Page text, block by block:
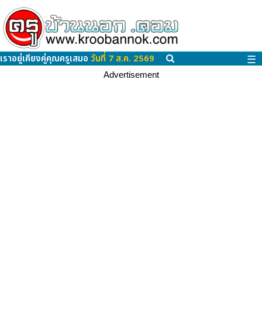
เราอยู่เคียงคู่คุณครูเสมอ วันที่ 7 ส.ค. 2569 ☰
Advertisement